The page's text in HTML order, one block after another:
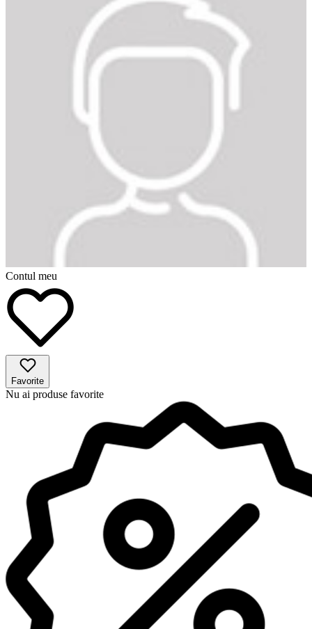
Contul meu
Favorite
Nu ai produse favorite